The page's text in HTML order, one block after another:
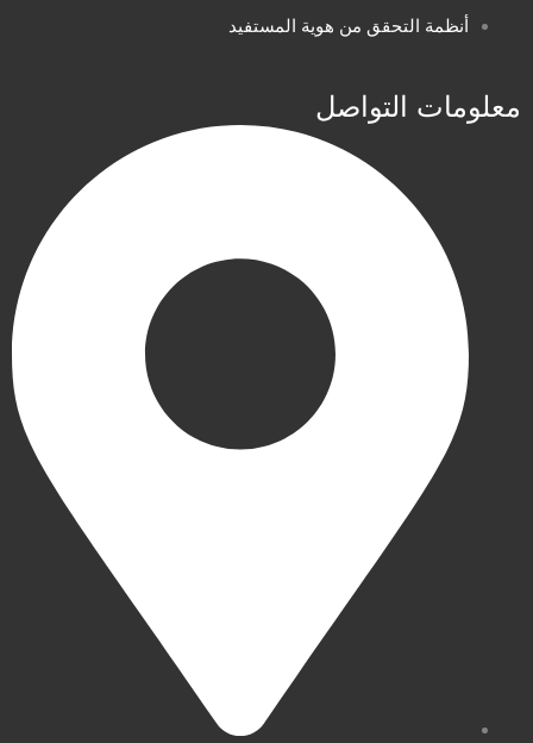
أنظمة التحقق من هوية المستفيد
معلومات التواصل